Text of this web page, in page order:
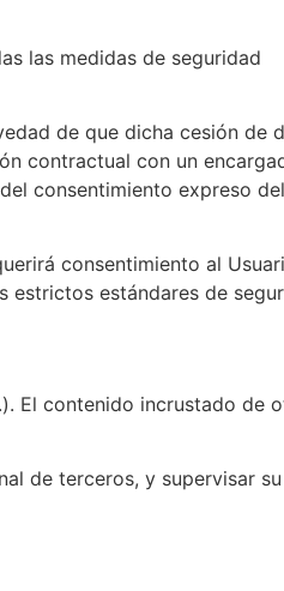
las medidas de seguridad
de que dicha cesión de
contractual con un
consentimiento expreso del
consentimiento al
estrictos estándares de
El contenido incrustado de
de terceros, y supervisar su